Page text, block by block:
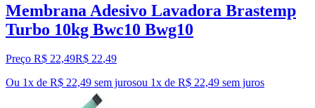
Membrana Adesivo Lavadora Brastemp
Turbo 10kg Bwc10 Bwg10
Preço R$ 22,49R$ 22,49
Ou 1x de R$ 22,49 sem jurosou 1x de R$ 22,49 sem juros